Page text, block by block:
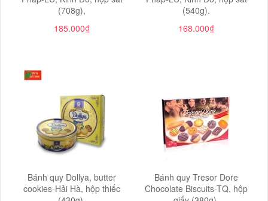
(708g),
185.000₫
(540g).
168.000₫
Bánh quy Dollya, butter
cookies-Hải Hà, hộp thiếc
Bánh quy Tresor Dore
Chocolate Biscuits-TQ, hộp